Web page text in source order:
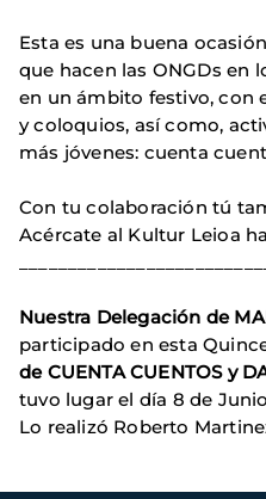
Esta es una buena
que hacen las ONGDs en
en un ámbito festivo, con
y coloquios, así como,
más jóvenes: cuenta
Con tu colaboración tú
Acércate al Kultur Leioa
Nuestra Delegación de
participado en esta
de CUENTA CUENTOS y
tuvo lugar el día 8 de
Lo realizó Roberto